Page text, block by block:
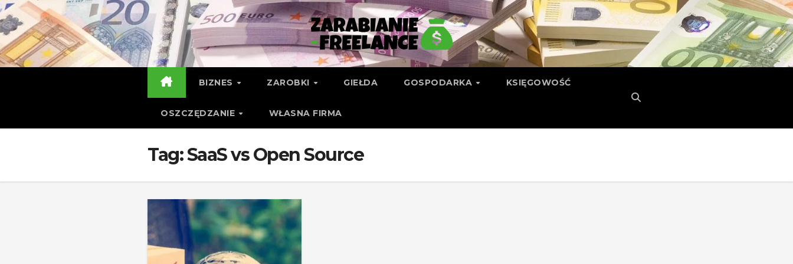
Skip
to
content
BIZNES ZAROBKI GIEŁDA GOSPODARKA KSIĘGOWOŚĆ
OSZCZĘDZANIE WŁASNA FIRMA
Tag:SaaS vs Open Source